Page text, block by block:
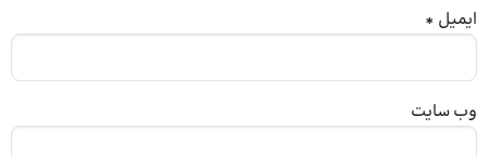
ایمیل *
وب‌ سایت